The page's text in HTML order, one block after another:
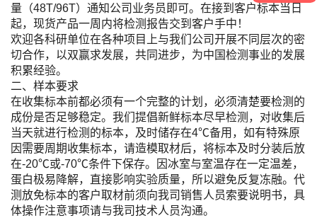
量（48T/96T）通知公司业务员即可。在接到客户标本当日
起，现货产品一周内将检测报告交到客户手中！
欢迎各科研单位在各种项目上与我们公司开展不同层次的密
切合作，以双赢求发展，共同进步，为中国检测事业的发展
积累经验。
二、样本要求
在收集标本前都必须有一个完整的计划，必须清楚要检测的
成份是否足够稳定。我们提倡新鲜标本尽早检测，对收集后
当天就进行检测的标本，及时储存在4℃备用，如有特殊原
因需要周期收集标本，请造模取材后，将标本及时分装后放
在-20℃或-70℃条件下保存。因冰室与室温存在一定温差，
蛋白极易降解，直接影响实验质量，所以避免反复冻融。代
测放免标本的客户取材前须向我司销售人员索要说明书，具
体操作注意事项请与我司技术人员沟通。